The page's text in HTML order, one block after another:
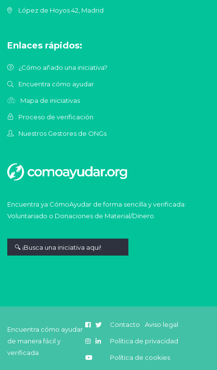
López de Hoyos 42, Madrid
Enlaces rápidos:
¿Cómo añado una iniciativa?
Encuentra cómo ayudar
Mapa de iniciativas
Proceso de verificación
Nuestros Gestores de ONGs
Encuentra ya CómoAyudar de forma sencilla y verificada:
Voluntariado o Donaciones de Material/Dinero
Encuentra cómo ayudar
de manera fácil y
verificada
Contacto Aviso legal
Política de privacidad
Política de cookies